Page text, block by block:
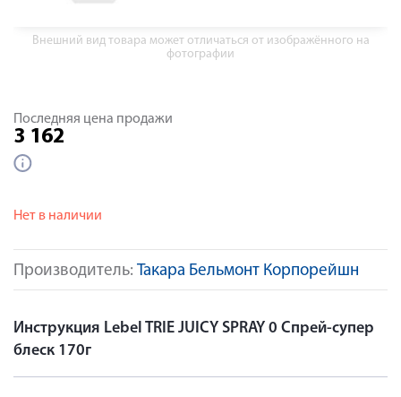
Внешний вид товара может отличаться от изображённого на
фотографии
Производитель: Такара Бельмонт Корпорейшн
Последняя цена продажи
3 162
Нет в наличии
Инструкция Lebel TRIE JUICY SPRAY 0 Спрей-супер
блеск 170г